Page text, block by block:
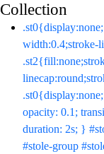
Collection
width:0.4;stroke-
opacity: 0.1;
duration: 2s; }
#stole-group